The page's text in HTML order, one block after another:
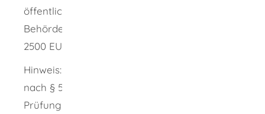
öffentliche Leistungen der staatlichen
Behörden in seinem Geschäftsbereich 80-
2500 EUR
Hinweis: Bei Bestätigung durch Fristablauf
nach § 5 Absatz 5 NachwV wird für die
Prüfung der Nachweiserklärungen eine